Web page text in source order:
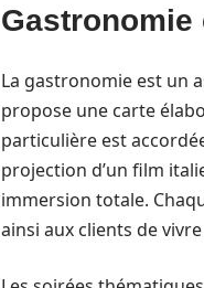
Gastronomie
La gastronomie est un
propose une carte
particulière est
projection d’un film
immersion totale.
ainsi aux clients de